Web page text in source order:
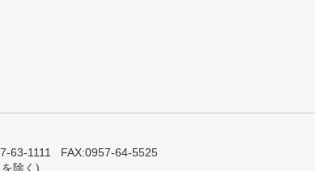
63-1111 FAX:0957-64-5525
除く)